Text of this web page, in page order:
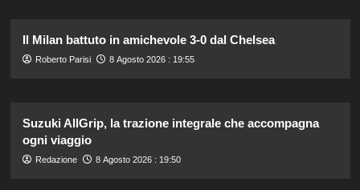
Il Milan battuto in amichevole 3-0 dal Chelsea
Roberto Parisi 8 Agosto 2026 : 19:55
Suzuki AllGrip, la trazione integrale che accompagna
ogni viaggio
Redazione 8 Agosto 2026 : 19:50